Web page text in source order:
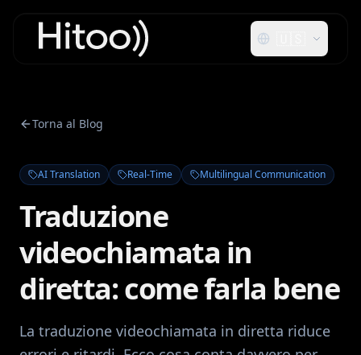
Torna al Blog
AI Translation Real-Time Multilingual Communication
Traduzione
videochiamata in
diretta: come farla bene
La traduzione videochiamata in diretta riduce